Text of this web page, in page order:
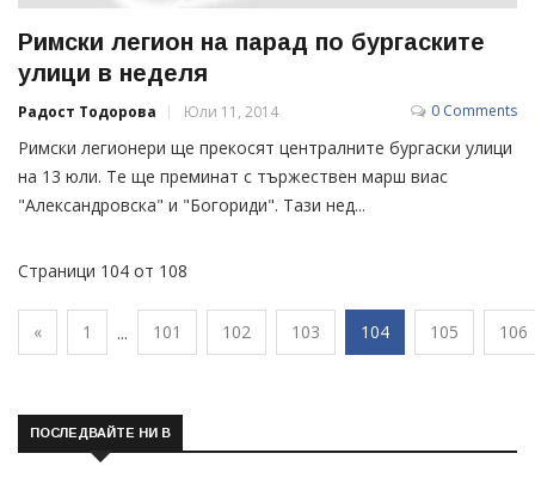
Римски легион на парад по бургаските
улици в неделя
Радост Тодорова Юли 11, 2014 0 Comments
Римски легионери ще прекосят централните бургаски улици
на 13 юли. Те ще преминат с тържествен марш виас
"Александровска" и "Богориди". Тази нед...
Страници 104 от 108
« 1 ... 101 102 103 104 105 106
ПОСЛЕДВАЙТЕ НИ В